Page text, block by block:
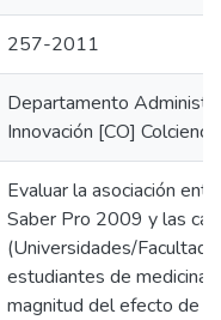
257-2011
Departamento
Innovación [CO]
Evaluar la asociación
Saber Pro 2009 y las
(Universidades/
estudiantes de medicina
magnitud del efecto de